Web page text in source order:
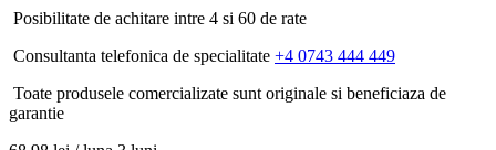
Posibilitate de achitare intre 4 si 60 de rate
Consultanta telefonica de specialitate +4 0743 444 449
Toate produsele comercializate sunt originale si beneficiaza de
garantie